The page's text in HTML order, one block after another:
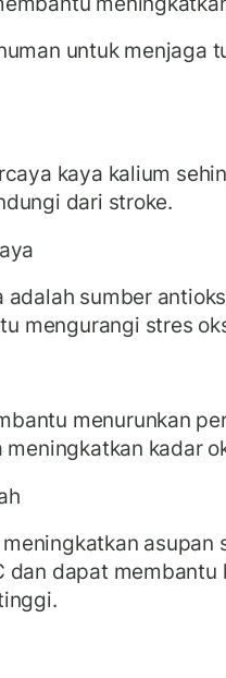
untuk menjaga
kaya kalium
dari stroke.
adalah sumber
mengurangi stres
menurunkan
kadar
asupan
dan dapat membantu